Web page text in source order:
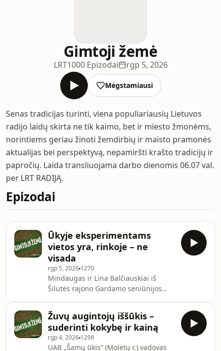
Gimtoji žemė
LRT1000 Epizodai rgp 5, 2026
Mėgstamiausi
Senas tradicijas turinti, viena populiariausių Lietuvos
radijo laidų skirta ne tik kaimo, bet ir miesto žmonėms,
norintiems geriau žinoti žemdirbių ir maisto pramonės
aktualijas bei perspektyvą, nepamiršti krašto tradicijų ir
papročių. Laida transliuojama darbo dienomis 06.07 val.
per LRT RADIJĄ.
Epizodai
Ūkyje eksperimentams
vietos yra, rinkoje – ne
visada
rgp 5, 2026 1270
Mindaugas ir Lina Balčiauskiai iš
Šilutės rajono Gardamo seniūnijos
džiaugiasi veislininkystės rezultatais.
Žvelgdami į ūkyje augančius
veršelius, ūkininkai jau mato
perspektyvius būsimus veislinius
Žuvų augintojų iššūkis –
suderinti kokybę ir kainą
rgp 4, 2026 1298
UAB „Šamų ūkis“ (Molėtų r.) vadovas